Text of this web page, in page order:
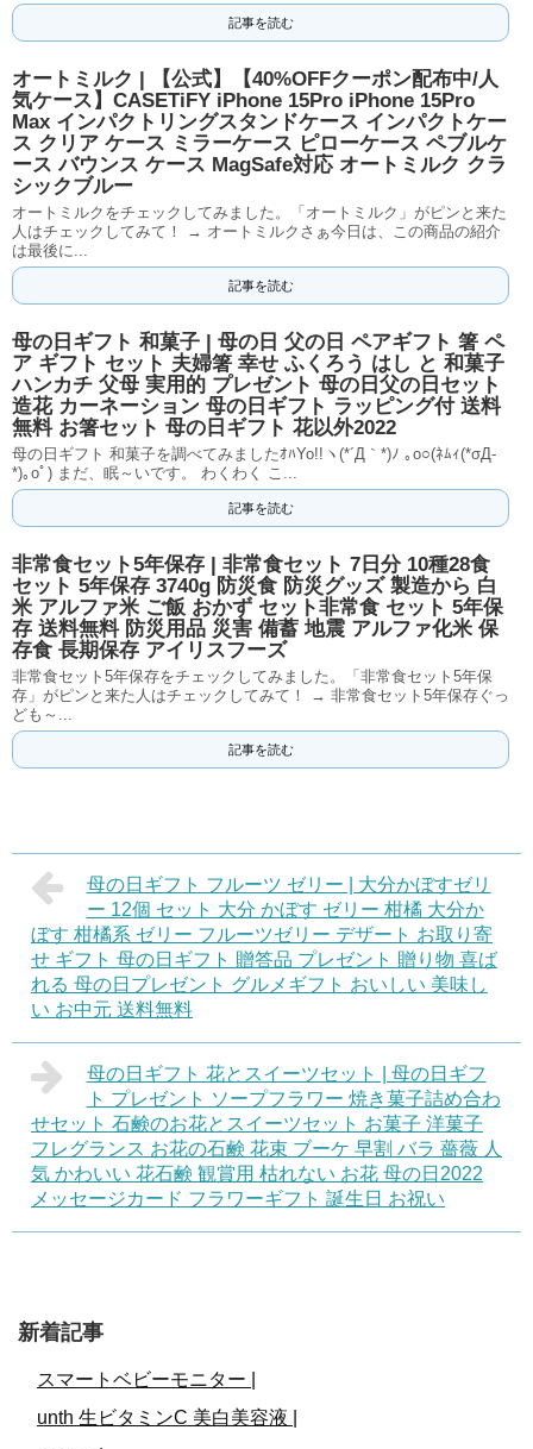
記事を読む
オートミルク | 【公式】【40%OFFクーポン配布中/人
気ケース】CASETiFY iPhone 15Pro iPhone 15Pro
Max インパクトリングスタンドケース インパクトケー
ス クリア ケース ミラーケース ピローケース ペブルケ
ース バウンス ケース MagSafe対応 オートミルク クラ
シックブルー
オートミルクをチェックしてみました。「オートミルク」がピンと来た
人はチェックしてみて！ → オートミルクさぁ今日は、この商品の紹介
は最後に...
記事を読む
母の日ギフト 和菓子 | 母の日 父の日 ペアギフト 箸 ペ
ア ギフト セット 夫婦箸 幸せ ふくろう はし と 和菓子
ハンカチ 父母 実用的 プレゼント 母の日父の日セット
造花 カーネーション 母の日ギフト ラッピング付 送料
無料 お箸セット 母の日ギフト 花以外2022
母の日ギフト 和菓子を調べてみましたｵﾊYo!!ヽ(*´Д｀*)ﾉ ｡o○(ﾈﾑｨ(*σД-
*)｡oﾟ) まだ、眠～いです。 わくわく こ...
記事を読む
非常食セット5年保存 | 非常食セット 7日分 10種28食
セット 5年保存 3740g 防災食 防災グッズ 製造から 白
米 アルファ米 ご飯 おかず セット非常食 セット 5年保
存 送料無料 防災用品 災害 備蓄 地震 アルファ化米 保
存食 長期保存 アイリスフーズ
非常食セット5年保存をチェックしてみました。「非常食セット5年保
存」がピンと来た人はチェックしてみて！ → 非常食セット5年保存ぐっ
ども～...
記事を読む
母の日ギフト フルーツ ゼリー | 大分かぼすゼリ
ー 12個 セット 大分 かぼす ゼリー 柑橘 大分か
ぼす 柑橘系 ゼリー フルーツゼリー デザート お取り寄
せ ギフト 母の日ギフト 贈答品 プレゼント 贈り物 喜ば
れる 母の日プレゼント グルメギフト おいしい 美味し
い お中元 送料無料
母の日ギフト 花とスイーツセット | 母の日ギフ
ト プレゼント ソープフラワー 焼き菓子詰め合わ
せセット 石鹸のお花とスイーツセット お菓子 洋菓子
フレグランス お花の石鹸 花束 ブーケ 早割 バラ 薔薇 人
気 かわいい 花石鹸 観賞用 枯れない お花 母の日2022
メッセージカード フラワーギフト 誕生日 お祝い
新着記事
スマートベビーモニター |
unth 生ビタミンC 美白美容液 |